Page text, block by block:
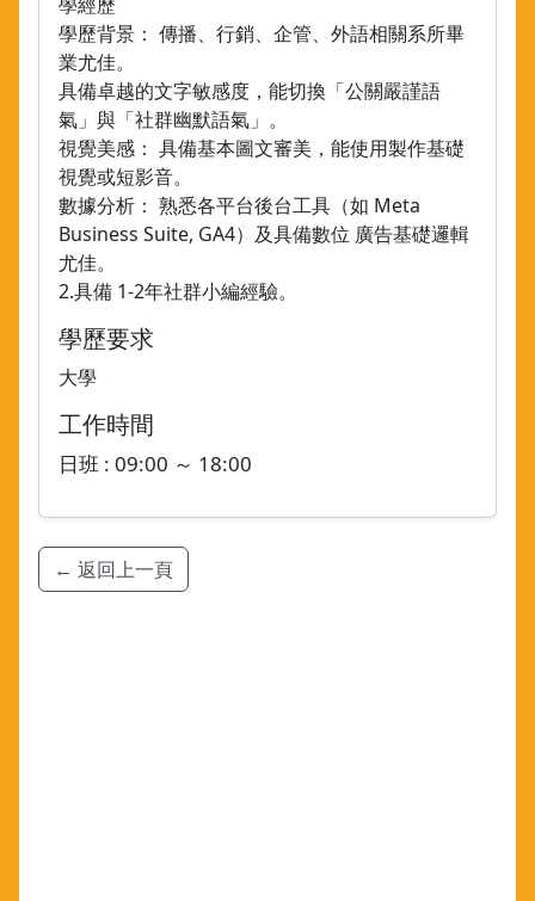
學歷背景： 傳播、行銷、企管、外語相關系所畢
業尤佳。
具備卓越的文字敏感度，能切換「公關嚴謹語
氣」與「社群幽默語氣」。
視覺美感： 具備基本圖文審美，能使用製作基礎
視覺或短影音。
數據分析： 熟悉各平台後台工具（如 Meta
Business Suite, GA4）及具備數位 廣告基礎邏輯
尤佳。
2.具備 1-2年社群小編經驗。
學歷要求
大學
工作時間
日班 : 09:00 ～ 18:00
← 返回上一頁